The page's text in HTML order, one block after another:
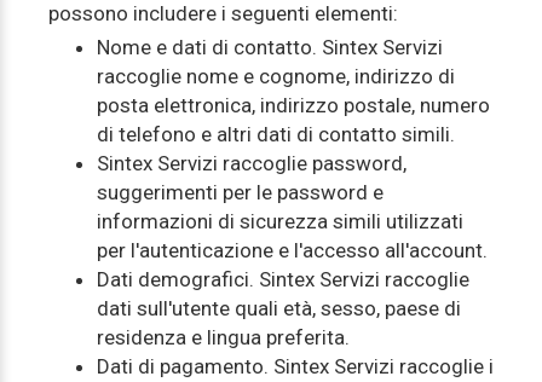
possono includere i seguenti elementi:
Nome e dati di contatto. Sintex Servizi
raccoglie nome e cognome, indirizzo di
posta elettronica, indirizzo postale, numero
di telefono e altri dati di contatto simili.
Sintex Servizi raccoglie password,
suggerimenti per le password e
informazioni di sicurezza simili utilizzati
per l'autenticazione e l'accesso all'account.
Dati demografici. Sintex Servizi raccoglie
dati sull'utente quali età, sesso, paese di
residenza e lingua preferita.
Dati di pagamento. Sintex Servizi raccoglie i